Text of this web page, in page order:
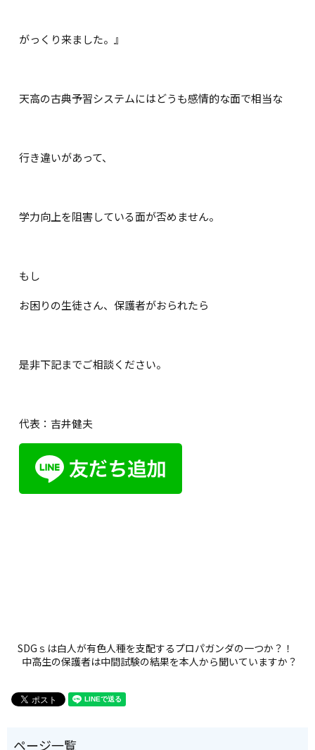
がっくり来ました。』
天高の古典予習システムにはどうも感情的な面で相当な
行き違いがあって、
学力向上を阻害している面が否めません。
もし
お困りの生徒さん、保護者がおられたら
是非下記までご相談ください。
代表：吉井健夫
SDGｓは白人が有色人種を支配するプロパガンダの一つか？！
中高生の保護者は中間試験の結果を本人から聞いていますか？